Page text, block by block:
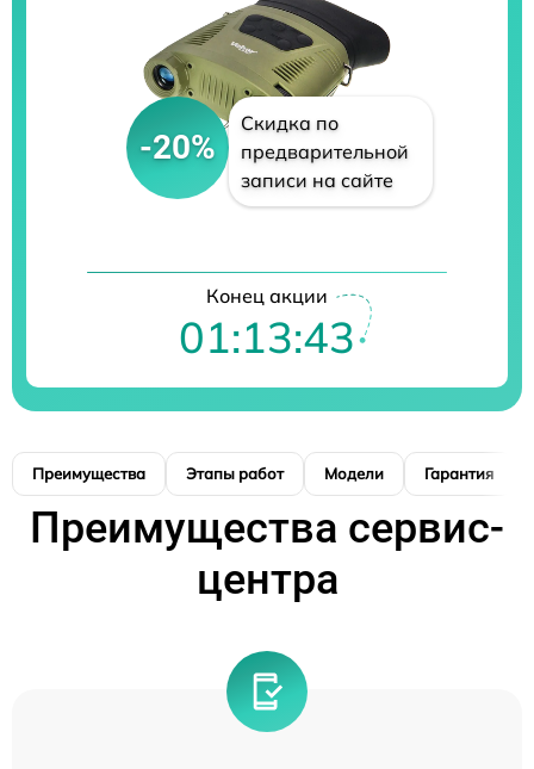
-20%
Скидка по
предварительной
записи на сайте
Конец акции
01:13:42
Преимущества Этапы работ Модели Гарантия
Преимущества сервис-
центра